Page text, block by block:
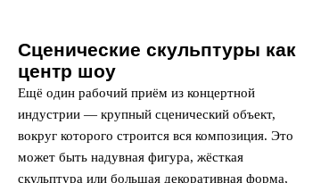
Сценические скульптуры как
центр шоу
Ещё один рабочий приём из концертной
индустрии — крупный сценический объект,
вокруг которого строится вся композиция. Это
может быть надувная фигура, жёсткая
скульптура или большая декоративная форма,